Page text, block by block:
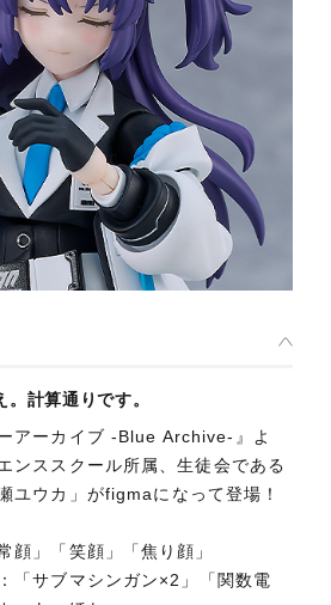
計算通りです。
アーカイブ -Blue Archive-』よ
ンススクール所属、生徒会である
ユウカ」がfigmaになって登場！
顔」「笑顔」「焦り顔」
「サブマシンガン×2」「関数電